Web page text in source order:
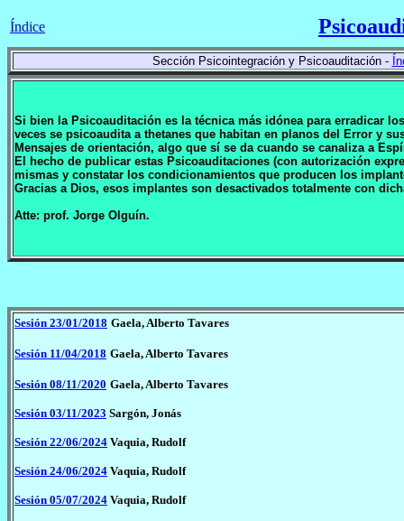
Índice
Sección Psicointegración y Psicoauditación -
Si bien la Psicoauditación es la técnica más idónea para erradicar
veces se psicoaudita a thetanes que habitan en planos del Error y
Mensajes de orientación, algo que sí se da cuando se canaliza a
El hecho de publicar estas Psicoauditaciones (con autorización
mismas y constatar los condicionamientos que producen los
Gracias a Dios, esos implantes son desactivados totalmente con
Atte: prof. Jorge Olguín.
Sesión 23/01/2018 Gaela, Alberto Tavares
Sesión 11/04/2018 Gaela, Alberto Tavares
Sesión 08/11/2020 Gaela, Alberto Tavares
Sesión 03/11/2023 Sargón, Jonás
Sesión 22/06/2024 Vaquia, Rudolf
Sesión 24/06/2024 Vaquia, Rudolf
Sesión 05/07/2024 Vaquia, Rudolf